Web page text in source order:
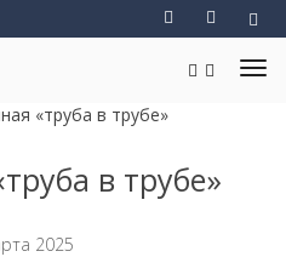
«труба в трубе»
в трубе»
2025